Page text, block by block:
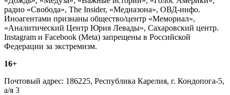
радио «Свобода», The Insider, «Медиазона», ОВД-инфо.
Иноагентами признаны общество/центр «Мемориал»,
«Аналитический Центр Юрия Левады», Сахаровский центр.
Instagram и Facebook (Metа) запрещены в Российской
Федерации за экстремизм.
16+
Почтовый адрес: 186225, Республика Карелия, г. Кондопога-5,
а/я 3